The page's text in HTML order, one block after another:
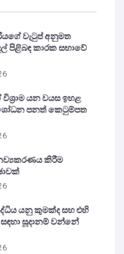
වැටුප් අනුමත
පිළිබඳ කාරක සභාවේ
යන වයස ඉහළ
පනත් කෙටුම්පත
නව්‍යකරණය කිරීම
යනු කුමක්ද සහ එහි
සූදානම් වන්නේ